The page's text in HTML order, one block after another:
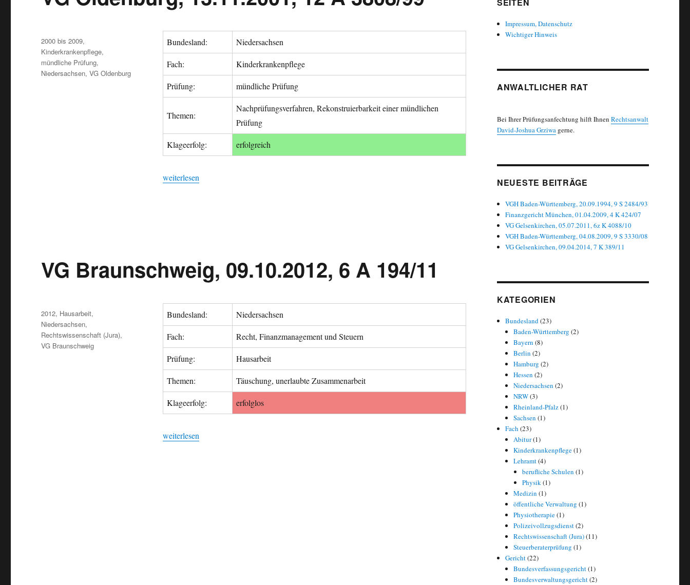
Bundesland: Niedersachsen
Fach: Kinderkrankenpflege
Prüfung: mündliche Prüfung
Themen:
Nachprüfungsverfahren, Rekonstruierbarkeit einer mündlichen
Prüfung
Klageerfolg: erfolgreich
„VG Oldenburg, 13.11.2001, 12 A 3808/99“
weiterlesen
Veröffentlicht
am
Kategorien
2000 bis 2009,
Kinderkrankenpflege,
mündliche Prüfung,
Niedersachsen,VG Oldenburg
VG Braunschweig, 09.10.2012, 6 A 194/11
Bundesland: Niedersachsen
Fach: Recht, Finanzmanagement und Steuern
Prüfung: Hausarbeit
Themen: Täuschung, unerlaubte Zusammenarbeit
Klageerfolg: erfolglos
„VG Braunschweig, 09.10.2012, 6 A 194/11“
weiterlesen
Veröffentlicht
am
Kategorien
2012, Hausarbeit,
Niedersachsen,
Rechtswissenschaft (Jura),
VG Braunschweig
Impressum, Datenschutz
Wichtiger Hinweis
ANWALTLICHER RAT
Bei Ihrer Prüfungsanfechtung hilft Ihnen Rechtsanwalt
David-Joshua Grziwagerne.
NEUESTE BEITRÄGE
VGH Baden-Württemberg, 20.09.1994, 9 S 2484/93
Finanzgericht München, 01.04.2009, 4 K 424/07
VG Gelsenkirchen, 05.07.2011, 6z K 4088/10
VGH Baden-Württemberg, 04.08.2009, 9 S 3330/08
VG Gelsenkirchen, 09.04.2014, 7 K 389/11
KATEGORIEN
Bundesland(23)
Baden-Württemberg (2)
Bayern (8)
Berlin (2)
Hamburg (2)
Hessen (2)
Niedersachsen (2)
NRW(3)
Rheinland-Pfalz(1)
Sachsen (1)
Fach (23)
Abitur(1)
Kinderkrankenpflege(1)
Lehramt(4)
berufliche Schulen (1)
Physik(1)
Medizin (1)
öffentliche Verwaltung (1)
Physiotherapie(1)
Polizeivollzugsdienst(2)
Rechtswissenschaft (Jura)(11)
Steuerberaterprüfung (1)
Gericht(22)
Bundesverfassungsgericht(1)
Bundesverwaltungsgericht(2)